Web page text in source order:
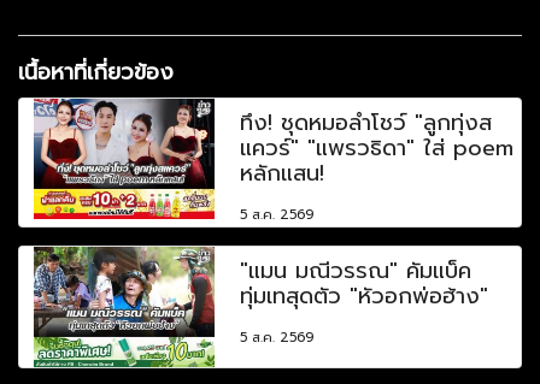
เนื้อหาที่เกี่ยวข้อง
ทึ่ง! ชุดหมอลำโชว์ "ลูกทุ่งส
แควร์" "แพรวธิดา" ใส่ poem
หลักแสน!
5 ส.ค. 2569
"แมน มณีวรรณ" คัมแบ็ค
ทุ่มเทสุดตัว "หัวอกพ่อฮ้าง"
5 ส.ค. 2569